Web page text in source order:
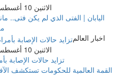
الاثنين 10 أغسطس 2026 02:04 صباحاً
اليابان | الفتى الذي لم يكن فتى..
اخبار العالم
الاثنين 10 أغسطس 2026 04:08 صباحاً
تزايد حالات الإصابة